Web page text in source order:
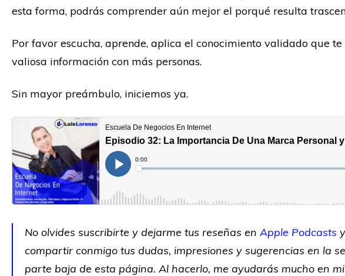
esta forma, podrás comprender aún mejor el porqué resulta
Por favor escucha, aprende, aplica el conocimiento validado que
valiosa información con más personas.
Sin mayor preámbulo, iniciemos ya.
No olvides suscribirte y dejarme tus reseñas en Apple Podcasts y
compartir conmigo tus dudas, impresiones y sugerencias en la
parte baja de esta página. Al hacerlo, me ayudarás mucho en